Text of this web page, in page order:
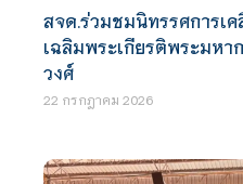
สจด.ร่วมชมนิทรรศการเ
เฉลิมพระเกียรติพระมห
วงศ์
22 กรกฎาคม 2026